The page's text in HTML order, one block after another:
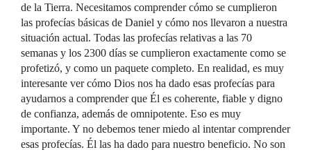
de la Tierra. Necesitamos comprender cómo se cumplieron
las profecías básicas de Daniel y cómo nos llevaron a nuestra
situación actual. Todas las profecías relativas a las 70
semanas y los 2300 días se cumplieron exactamente como se
profetizó, y como un paquete completo. En realidad, es muy
interesante ver cómo Dios nos ha dado esas profecías para
ayudarnos a comprender que Él es coherente, fiable y digno
de confianza, además de omnipotente. Eso es muy
importante. Y no debemos tener miedo al intentar comprender
esas profecías. Él las ha dado para nuestro beneficio. No son